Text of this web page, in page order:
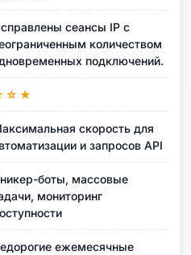
сеансы IP с
количеством
подключений.
скорость для
и запросов API
боты, массовые
мониторинг
ежемесячные